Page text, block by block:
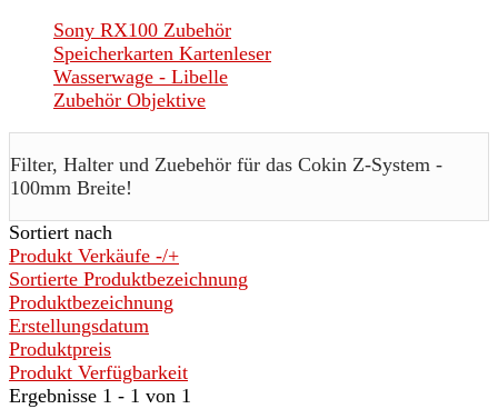
Sony RX100 Zubehör
Speicherkarten Kartenleser
Wasserwage - Libelle
Zubehör Objektive
Filter, Halter und Zuebehör für das Cokin Z-System -
100mm Breite!
Sortiert nach
Produkt Verkäufe -/+
Sortierte Produktbezeichnung
Produktbezeichnung
Erstellungsdatum
Produktpreis
Produkt Verfügbarkeit
Ergebnisse 1 - 1 von 1